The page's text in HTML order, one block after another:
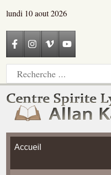
lundi 10 aout 2026
Accueil